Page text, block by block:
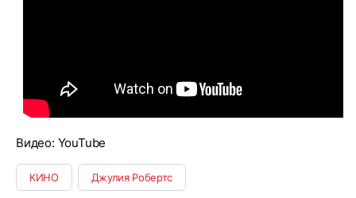
Видео: YouTube
КИНО Джулия Робертс